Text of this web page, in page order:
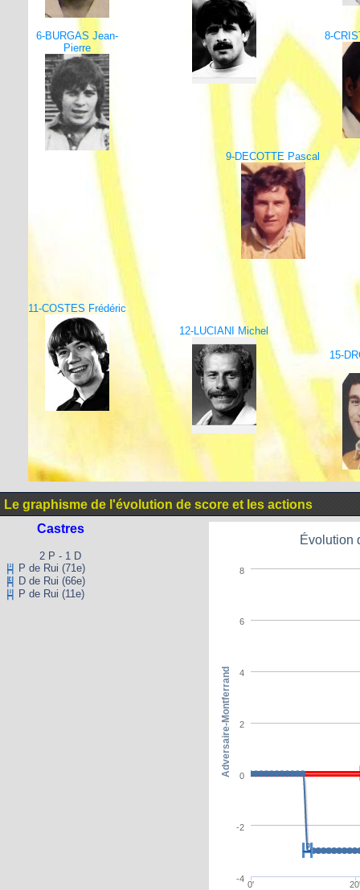
6-BURGAS Jean-
Pierre
8-
9-DECOTTE Pascal
11-COSTES Frédéric
12-LUCIANI Michel
15-
Le graphisme de l'évolution de score et les actions
Castres
2 P - 1 D
P de Rui (71e)
D de Rui (66e)
P de Rui (11e)
Évolution
0' 20'
-4
-2
0
2
4
6
8
Adversaire-Montferrand